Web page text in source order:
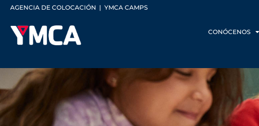
AGENCIA DE COLOCACIÓN | YMCA CAMPS
CONÓCENOS